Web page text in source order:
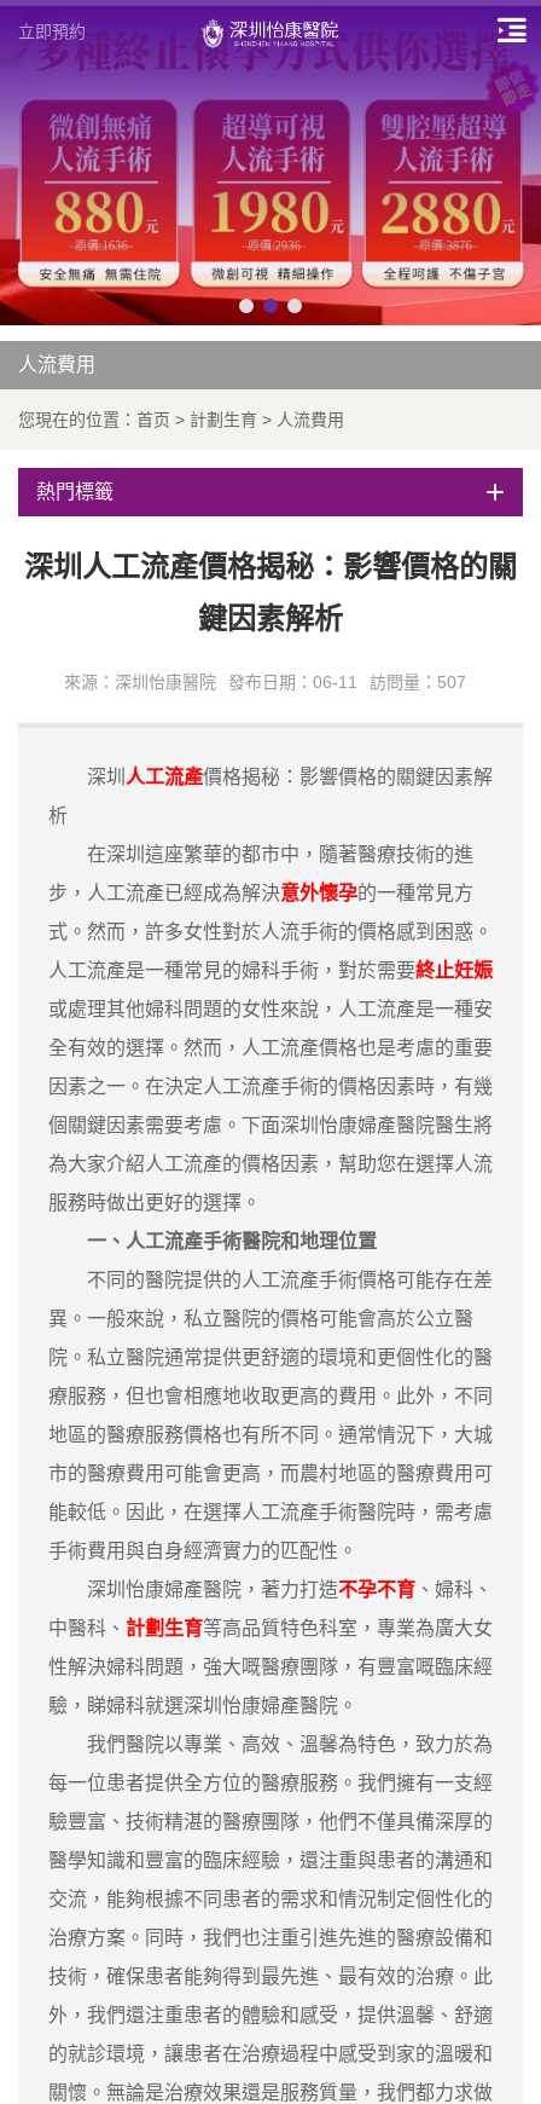
立即預約
人流費用
您現在的位置： 首页 > 計劃生育 > 人流費用
熱門標籤
深圳人工流產價格揭秘：影響價格的關
鍵因素解析
來源：深圳怡康醫院 發布日期：06-11 訪問量：507
深圳 人工流產價格揭秘：影響價格的關鍵因素解
析
在深圳這座繁華的都市中，隨著醫療技術的進
步，人工流產已經成為解決意外懷孕的一種常見方
式。然而，許多女性對於人流手術的價格感到困惑。
人工流產是一種常見的婦科手術，對於需要終止妊娠
或處理其他婦科問題的女性來說，人工流產是一種安
全有效的選擇。然而，人工流產價格也是考慮的重要
因素之一。在決定人工流產手術的價格因素時，有幾
個關鍵因素需要考慮。下面深圳怡康婦產醫院醫生將
為大家介紹人工流產的價格因素，幫助您在選擇人流
服務時做出更好的選擇。
一、人工流產手術醫院和地理位置
不同的醫院提供的人工流產手術價格可能存在差
異。一般來說，私立醫院的價格可能會高於公立醫
院。私立醫院通常提供更舒適的環境和更個性化的醫
療服務，但也會相應地收取更高的費用。此外，不同
地區的醫療服務價格也有所不同。通常情況下，大城
市的醫療費用可能會更高，而農村地區的醫療費用可
能較低。因此，在選擇人工流產手術醫院時，需考慮
手術費用與自身經濟實力的匹配性。
深圳怡康婦產醫院，著力打造不孕不育 、婦科、
中醫科、 計劃生育等高品質特色科室，專業為廣大女
性解決婦科問題，強大嘅醫療團隊，有豐富嘅臨床經
驗，睇婦科就選深圳怡康婦產醫院。
我們醫院以專業、高效、溫馨為特色，致力於為
每一位患者提供全方位的醫療服務。我們擁有一支經
驗豐富、技術精湛的醫療團隊，他們不僅具備深厚的
醫學知識和豐富的臨床經驗，還注重與患者的溝通和
交流，能夠根據不同患者的需求和情況制定個性化的
治療方案。同時，我們也注重引進先進的醫療設備和
技術，確保患者能夠得到最先進、最有效的治療。此
外，我們還注重患者的體驗和感受，提供溫馨、舒適
的就診環境，讓患者在治療過程中感受到家的溫暖和
關懷。無論是治療效果還是服務質量，我們都力求做